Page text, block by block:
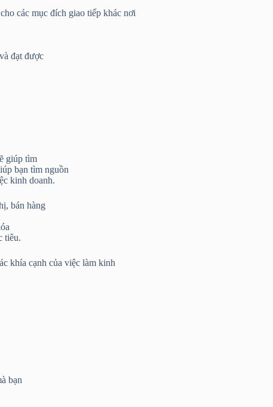
các mục đích giao tiếp khác nơi
đạt được
giúp tìm
bạn tìm nguồn
kinh doanh.
bán hàng
tiêu.
khía cạnh của việc làm kinh
bạn